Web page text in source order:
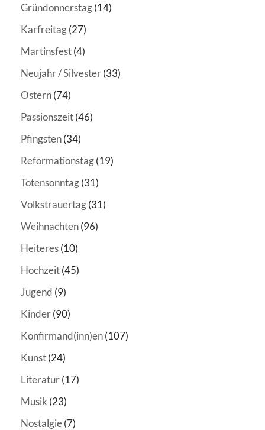
Gründonnerstag(14)
Karfreitag(27)
Martinsfest(4)
Neujahr / Silvester(33)
Ostern(74)
Passionszeit(46)
Pfingsten(34)
Reformationstag(19)
Totensonntag(31)
Volkstrauertag(31)
Weihnachten(96)
Heiteres(10)
Hochzeit(45)
Jugend (9)
Kinder(90)
Konfirmand(inn)en(107)
Kunst(24)
Literatur(17)
Musik (23)
Nostalgie(7)